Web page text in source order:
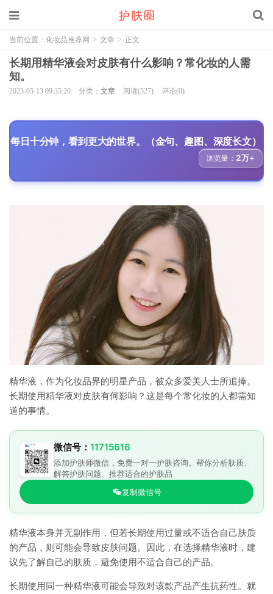
当前位置： 化妆品推荐网 > 文章 > 正文
长期用精华液会对皮肤有什么影响？常化妆的人需
知。
2023-05-13 09:35:20 分类： 文章 阅读(527) 评论(0)
每日十分钟，看到更大的世界。（金句、趣图、深度长文）
浏览量： 2万+
精华液，作为化妆品界的明星产品，被众多爱美人士所追捧。
长期使用精华液对皮肤有何影响？这是每个常化妆的人都需知
道的事情。
微信号： 11715616
添加护肤师微信，免费一对一护肤咨询。帮你分析肤质、
解答护肤问题、推荐适合的护肤品
复制微信号
精华液本身并无副作用，但若长期使用过量或不适合自己肤质
的产品，则可能会导致皮肤问题。因此，在选择精华液时，建
议先了解自己的肤质，避免使用不适合自己的产品。
长期使用同一种精华液可能会导致对该款产品产生抗药性。就